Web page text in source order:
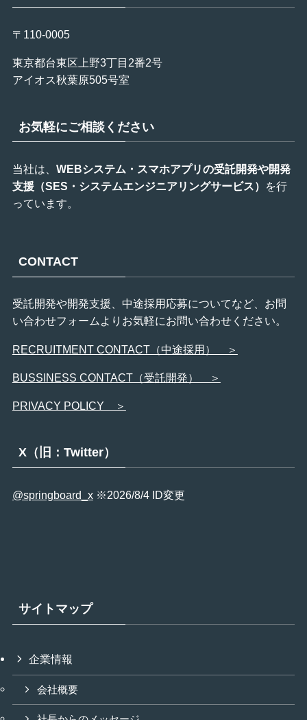
〒110-0005
東京都台東区上野3丁目2番2号
アイオス秋葉原505号室
お気軽にご相談ください
当社は、 WEBシステム・スマホアプリの受託開発や開発
支援（SES・システムエンジニアリングサービス）
を行
っています。
CONTACT
受託開発や開発支援、中途採用応募についてなど、お問
い合わせフォームよりお気軽にお問い合わせください。
RECRUITMENT CONTACT（中途採用） ＞
BUSSINESS CONTACT（受託開発） ＞
PRIVACY POLICY ＞
X（旧：Twitter）
@springboard_x※2026/8/4 ID変更
サイトマップ
企業情報
会社概要